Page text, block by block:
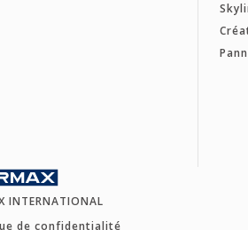
INTERNATIONAL
de confidentialité